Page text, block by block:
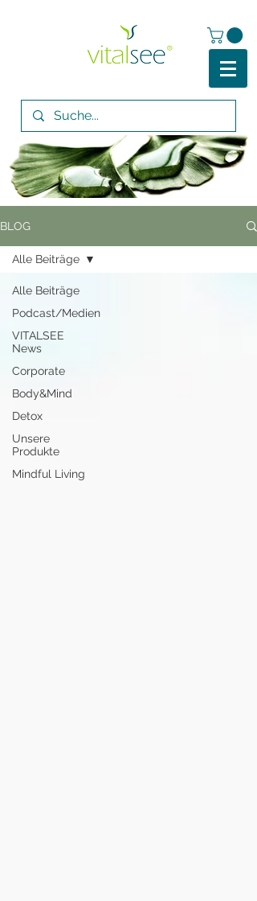
BLOG
Alle Beiträge
Podcast/Medien
VITALSEE
News
Corporate
Body&Mind
Detox
Unsere
Produkte
Mindful Living
Alle Beiträge